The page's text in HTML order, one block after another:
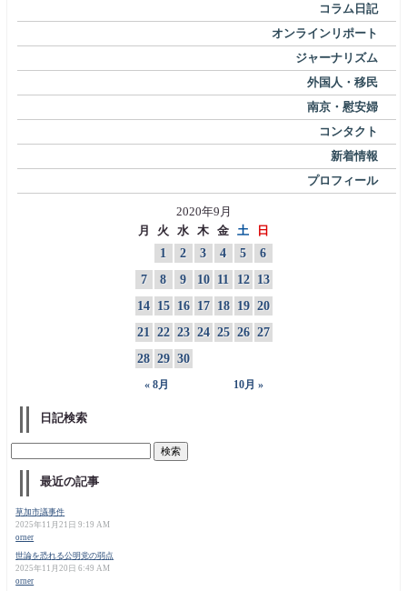
コラム日記
オンラインリポート
ジャーナリズム
外国人・移民
南京・慰安婦
コンタクト
新着情報
プロフィール
2020年9月
月
火 水 木 金 土 日
« 8月 10月 »
1 2 3 4 5
6
7
8 9 10 11 12
13
14 15 16 17 18 19 20
21
22 23 24 25 26 27
28 29 30
日記検索
最近の記事
草加市議事件
2025年11月21日 9:19 AM
orner
世論を恐れる公明党の弱点
2025年11月20日 6:49 AM
orner